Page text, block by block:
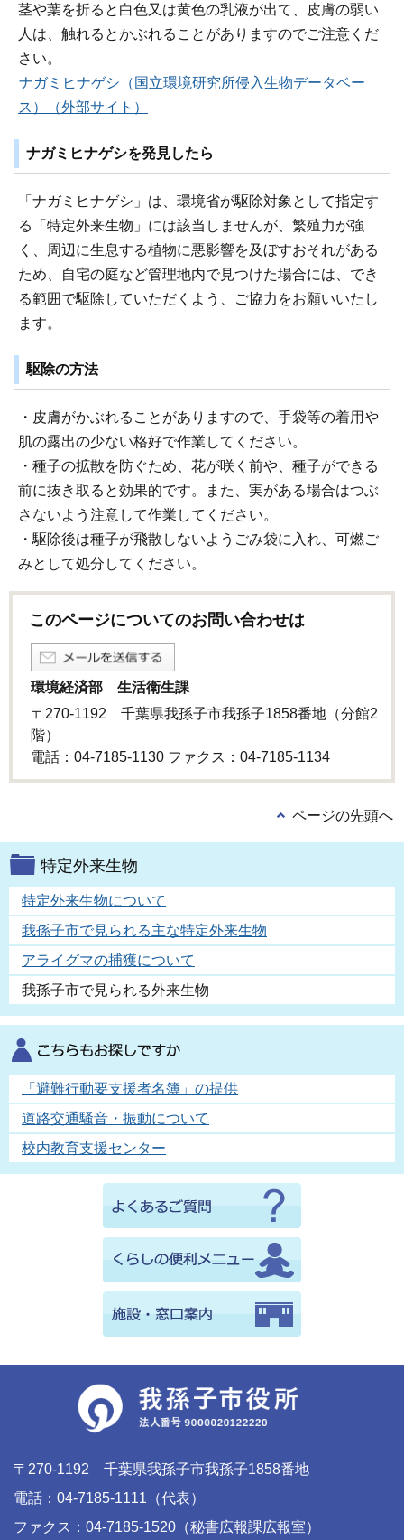
茎や葉を折ると白色又は黄色の乳液が出て、皮膚の弱い
人は、触れるとかぶれることがありますのでご注意くだ
さい。
ナガミヒナゲシ（国立環境研究所侵入生物データベー
ス）（外部サイト）
ナガミヒナゲシを発見したら
「ナガミヒナゲシ」は、環境省が駆除対象として指定す
る「特定外来生物」には該当しませんが、繁殖力が強
く、周辺に生息する植物に悪影響を及ぼすおそれがある
ため、自宅の庭など管理地内で見つけた場合には、でき
る範囲で駆除していただくよう、ご協力をお願いいたし
ます。
駆除の方法
・皮膚がかぶれることがありますので、手袋等の着用や
肌の露出の少ない格好で作業してください。
・種子の拡散を防ぐため、花が咲く前や、種子ができる
前に抜き取ると効果的です。また、実がある場合はつぶ
さないよう注意して作業してください。
・駆除後は種子が飛散しないようごみ袋に入れ、可燃ご
みとして処分してください。
このページについてのお問い合わせは
環境経済部 生活衛生課
〒270-1192 千葉県我孫子市我孫子1858番地（分館2
階）
電話：04-7185-1130 ファクス：04-7185-1134
ページの先頭へ
特定外来生物
特定外来生物について
我孫子市で見られる主な特定外来生物
アライグマの捕獲について
我孫子市で見られる外来生物
「避難行動要支援者名簿」の提供
道路交通騒音・振動について
校内教育支援センター
〒270-1192 千葉県我孫子市我孫子1858番地
電話：04-7185-1111（代表）
ファクス：04-7185-1520（秘書広報課広報室）